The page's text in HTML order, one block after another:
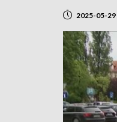
2025-05-29